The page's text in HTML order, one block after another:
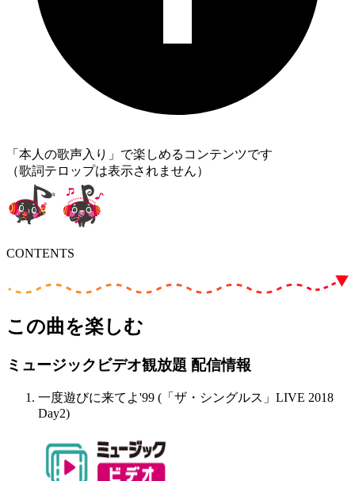
「本人の歌声入り」で楽しめるコンテンツです
（歌詞テロップは表示されません）
CONTENTS
この曲を楽しむ
ミュージックビデオ観放題 配信情報
一度遊びに来てよ'99 (「ザ・シングルス」LIVE 2018
Day2)